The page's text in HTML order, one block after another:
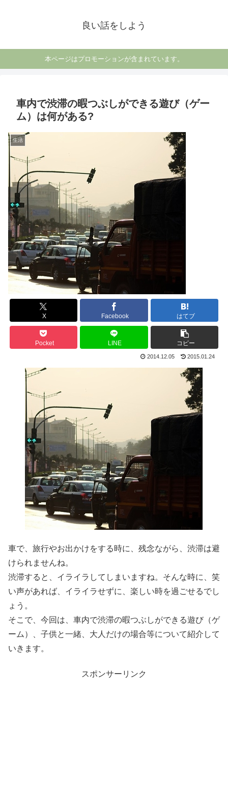
良い話をしよう
本ページはプロモーションが含まれています。
車内で渋滞の暇つぶしができる遊び（ゲー
ム）は何がある?
生活
X Facebook はてブ
Pocket LINE コピー
2014.12.05 2015.01.24
車で、旅行やお出かけをする時に、残念ながら、渋滞は避
けられませんね。
渋滞すると、イライラしてしまいますね。そんな時に、笑
い声があれば、イライラせずに、楽しい時を過ごせるでし
ょう。
そこで、今回は、車内で渋滞の暇つぶしができる遊び（ゲ
ーム）、子供と一緒、大人だけの場合等について紹介して
いきます。
スポンサーリンク